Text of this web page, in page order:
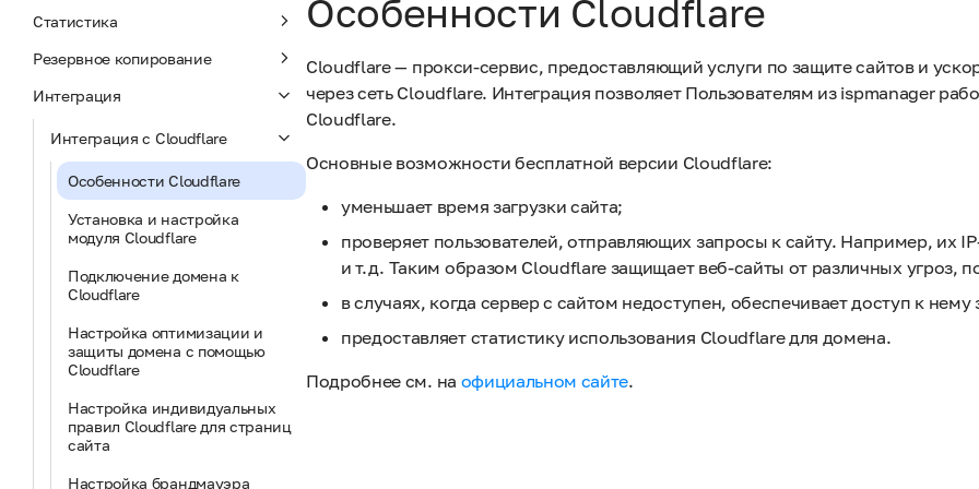
Статистика
Резервное копирование
Интеграция
Интеграция с Cloudflare
Особенности Cloudflare
Установка и настройка
модуля Cloudflare
Подключение домена к
Cloudflare
Настройка оптимизации и
защиты домена с помощью
Cloudflare
Настройка индивидуальных
правил Cloudflare для страниц
сайта
Настройка брандмауэра
Особенности Cloudflare
Cloudflare — прокси-сервис, предоставляющий услуги по защите сайтов и
через сеть Cloudflare. Интеграция позволяет Пользователям из ispmanager
Cloudflare.
Основные возможности бесплатной версии Cloudflare:
уменьшает время загрузки сайта;
проверяет пользователей, отправляющих запросы к сайту. Например, их
и т.д. Таким образом Cloudflare защищает веб-сайты от различных угроз,
в случаях, когда сервер с сайтом недоступен, обеспечивает доступ к
предоставляет статистику использования Cloudflare для домена.
Подробнее см. на официальном сайте.